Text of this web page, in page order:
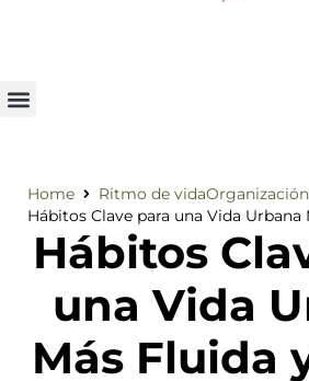
Home Ritmo de vida
Hábitos Clave para una Vida Urbana
Hábitos
una Vida
Más Fluida